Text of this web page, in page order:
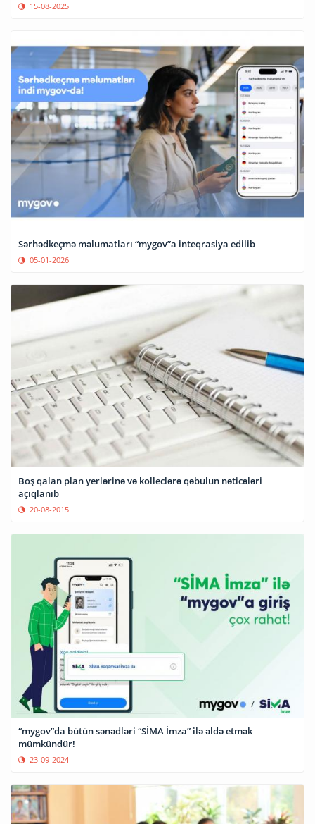
15-08-2025
Sərhədkeçmə məlumatları “mygov”a inteqrasiya edilib
05-01-2026
Boş qalan plan yerlərinə və kolleclərə qəbulun nəticələri
açıqlanıb
20-08-2015
“mygov”da bütün sənədləri “SİMA İmza” ilə əldə etmək
mümkündür!
23-09-2024